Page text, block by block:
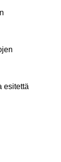
esitettä